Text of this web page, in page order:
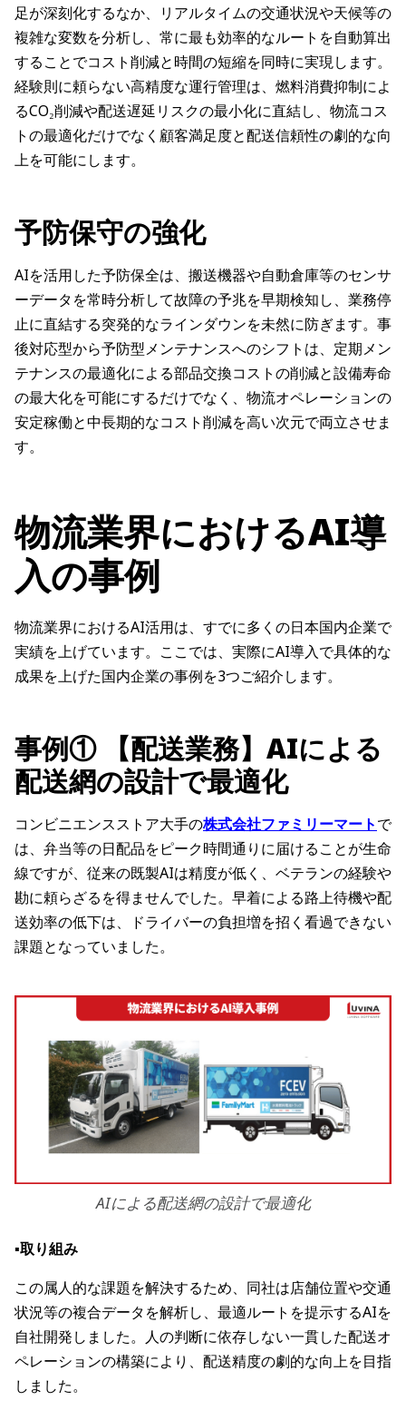
足が深刻化するなか、リアルタイムの交通状況や天候等の
複雑な変数を分析し、常に最も効率的なルートを自動算出
することでコスト削減と時間の短縮を同時に実現します。
経験則に頼らない高精度な運行管理は、燃料消費抑制によ
るCO₂削減や配送遅延リスクの最小化に直結し、物流コス
トの最適化だけでなく顧客満足度と配送信頼性の劇的な向
上を可能にします。
予防保守の強化
AIを活用した予防保全は、搬送機器や自動倉庫等のセンサ
ーデータを常時分析して故障の予兆を早期検知し、業務停
止に直結する突発的なラインダウンを未然に防ぎます。事
後対応型から予防型メンテナンスへのシフトは、定期メン
テナンスの最適化による部品交換コストの削減と設備寿命
の最大化を可能にするだけでなく、物流オペレーションの
安定稼働と中長期的なコスト削減を高い次元で両立させま
す。
物流業界におけるAI導
入の事例
物流業界におけるAI活用は、すでに多くの日本国内企業で
実績を上げています。ここでは、実際にAI導入で具体的な
成果を上げた国内企業の事例を3つご紹介します。
事例① 【配送業務】AIによる
配送網の設計で最適化
コンビニエンスストア大手の株式会社ファミリーマートで
は、弁当等の日配品をピーク時間通りに届けることが生命
線ですが、従来の既製AIは精度が低く、ベテランの経験や
勘に頼らざるを得ませんでした。早着による路上待機や配
送効率の低下は、ドライバーの負担増を招く看過できない
課題となっていました。
AIによる配送網の設計で最適化
▪️取り組み
この属人的な課題を解決するため、同社は店舗位置や交通
状況等の複合データを解析し、最適ルートを提示するAIを
自社開発しました。人の判断に依存しない一貫した配送オ
ペレーションの構築により、配送精度の劇的な向上を目指
しました。